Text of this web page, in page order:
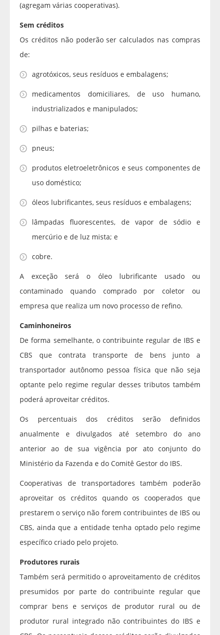
(agregam várias cooperativas).
Sem créditos
Os créditos não poderão ser calculados nas compras
de:
agrotóxicos, seus resíduos e embalagens;
medicamentos domiciliares, de uso humano,
industrializados e manipulados;
pilhas e baterias;
pneus;
produtos eletroeletrônicos e seus componentes de
uso doméstico;
óleos lubrificantes, seus resíduos e embalagens;
lâmpadas fluorescentes, de vapor de sódio e
mercúrio e de luz mista; e
cobre.
A exceção será o óleo lubrificante usado ou
contaminado quando comprado por coletor ou
empresa que realiza um novo processo de refino.
Caminhoneiros
De forma semelhante, o contribuinte regular de IBS e
CBS que contrata transporte de bens junto a
transportador autônomo pessoa física que não seja
optante pelo regime regular desses tributos também
poderá aproveitar créditos.
Os percentuais dos créditos serão definidos
anualmente e divulgados até setembro do ano
anterior ao de sua vigência por ato conjunto do
Ministério da Fazenda e do Comitê Gestor do IBS.
Cooperativas de transportadores também poderão
aproveitar os créditos quando os cooperados que
prestarem o serviço não forem contribuintes de IBS ou
CBS, ainda que a entidade tenha optado pelo regime
específico criado pelo projeto.
Produtores rurais
Também será permitido o aproveitamento de créditos
presumidos por parte do contribuinte regular que
comprar bens e serviços de produtor rural ou de
produtor rural integrado não contribuintes do IBS e